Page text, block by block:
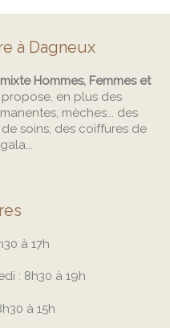
à Dagneux
Hommes, Femmes et
en plus des
mèches... des
soins, des coiffures de
à 17h
: 8h30 à 19h
à 15h